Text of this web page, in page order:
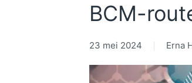
BCM-
23 mei 2024 Erna